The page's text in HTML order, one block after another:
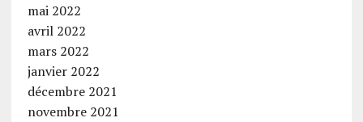
mai 2022
avril 2022
mars 2022
janvier 2022
décembre 2021
novembre 2021